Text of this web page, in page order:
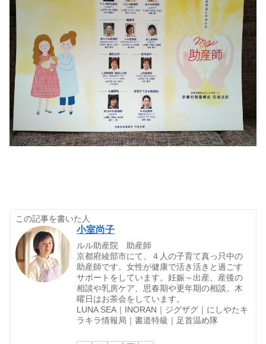
この記事を書いた人
小室尚子
ルル助産院 助産師
京都府綾部市にて、４人の子育て真っ只中の
助産師です。女性が健康で活き活きと過ごす
サポートをしています。妊娠～出産、産後の
相談や乳房ケア、思春期や更年期の相談。木
曜日はお茶会をしています。
LUNA SEA｜INORAN｜ジグザグ｜にしやたキ
ラキラ情報局｜書道特級｜足首温め隊